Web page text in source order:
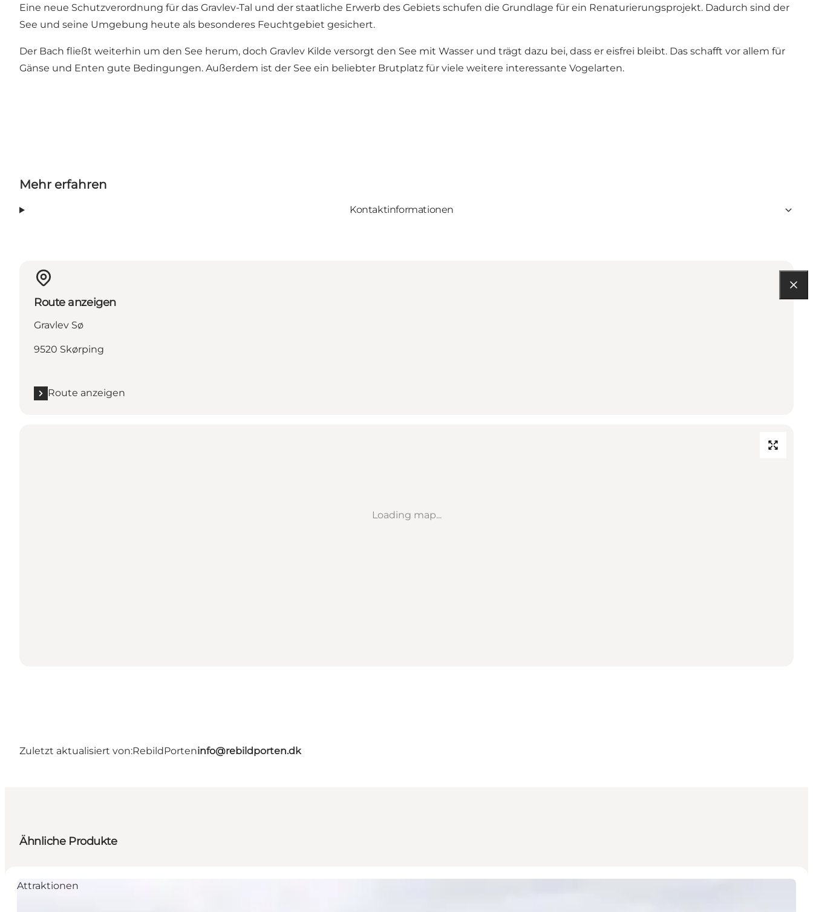
Eine neue Schutzverordnung für das Gravlev-Tal und der staatliche Erwerb des Gebiets schufen die Grundlage für ein Renaturierungsprojekt. Dadurch sind der
See und seine Umgebung heute als besonderes Feuchtgebiet gesichert.
Der Bach fließt weiterhin um den See herum, doch Gravlev Kilde versorgt den See mit Wasser und trägt dazu bei, dass er eisfrei bleibt. Das schafft vor allem für
Gänse und Enten gute Bedingungen. Außerdem ist der See ein beliebter Brutplatz für viele weitere interessante Vogelarten.
Mehr erfahren
Kontaktinformationen
Route anzeigen
Gravlev Sø
9520 Skørping
Route anzeigen
Loading map...
Zuletzt aktualisiert von:RebildPorteninfo@rebildporten.dk
Ähnliche Produkte
Attraktionen